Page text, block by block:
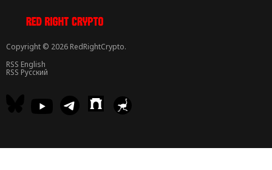
Copyright © 2026 RedRightCrypto.
RSS English
RSS Русский